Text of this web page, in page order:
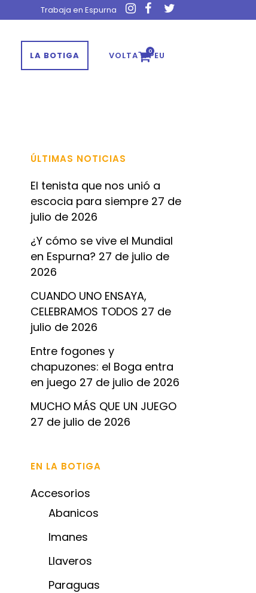
Trabaja en Espurna
0
LA BOTIGA VOLTA A PEU
ÚLTIMAS NOTICIAS
El tenista que nos unió a
escocia para siempre 27 de
julio de 2026
¿Y cómo se vive el Mundial
en Espurna? 27 de julio de
2026
CUANDO UNO ENSAYA,
CELEBRAMOS TODOS 27 de
julio de 2026
Entre fogones y
chapuzones: el Boga entra
en juego 27 de julio de 2026
MUCHO MÁS QUE UN JUEGO
27 de julio de 2026
EN LA BOTIGA
Accesorios
Abanicos
Imanes
Llaveros
Paraguas